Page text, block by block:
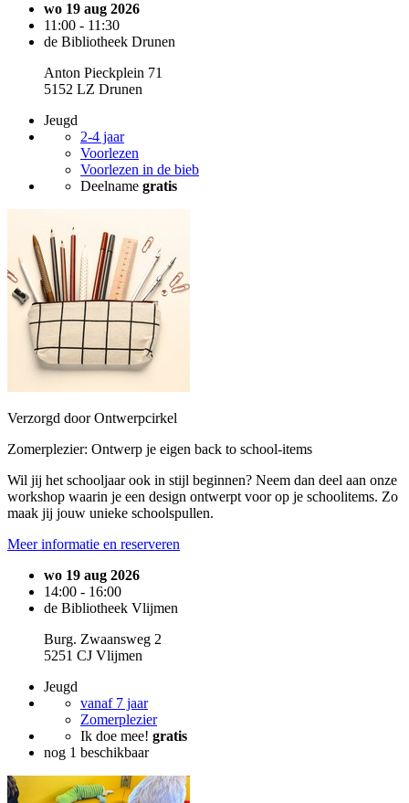
wo 19 aug 2026
11:00 - 11:30
de Bibliotheek Drunen
Anton Pieckplein 71
5152 LZ Drunen
Jeugd
2-4 jaar
Voorlezen
Voorlezen in de bieb
Deelname gratis
Verzorgd door Ontwerpcirkel
Zomerplezier: Ontwerp je eigen back to school-items
Wil jij het schooljaar ook in stijl beginnen? Neem dan deel aan onze
workshop waarin je een design ontwerpt voor op je schoolitems. Zo
maak jij jouw unieke schoolspullen.
Meer informatie en reserveren
wo 19 aug 2026
14:00 - 16:00
de Bibliotheek Vlijmen
Burg. Zwaansweg 2
5251 CJ Vlijmen
Jeugd
vanaf 7 jaar
Zomerplezier
Ik doe mee! gratis
nog 1 beschikbaar